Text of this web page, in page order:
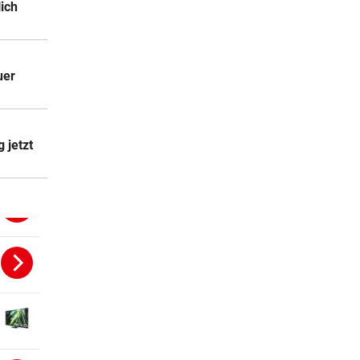
jetzt